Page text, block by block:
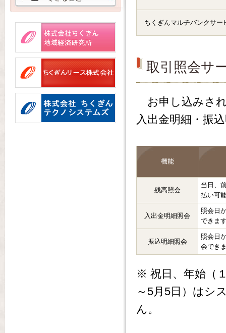
ちくぎんマルチバンクサー
取引照会サ
お申し込みさ
入出金明細・振
機能
残高照会
当日、
払い可
入出金明細照会
照会日
できま
振込明細照会
照会日
会でき
※ 祝日、年始（
～5月5日）はシ
ん。